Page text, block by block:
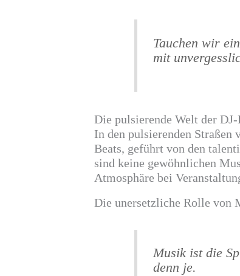
Tauchen wir
mit
Die pulsierende Welt der DJ-
In den pulsierenden Straßen
Beats, geführt von den
sind keine gewöhnlichen
Atmosphäre bei
Die unersetzliche Rolle von
Musik ist die
denn je.